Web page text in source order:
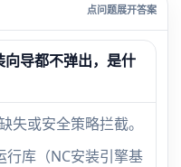
导都不弹出，是什
失或安全策略拦截。
行库（NC安装引擎基